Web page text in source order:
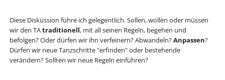
Diese Diskussion führe ich gelegentlich. Sollen, wollen oder müssen
wir den TAtraditionell, mit all seinen Regeln, begehen und
befolgen? Oder dürfen wir ihn verfeinern? Abwandeln?Anpassen?
Dürfen wir neue Tanzschritte "erfinden" oder bestehende
verändern? Sollten wir neue Regeln einführen?